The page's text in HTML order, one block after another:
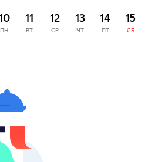
ПН
11
ВТ
12
СР
13
ЧТ
14
ПТ
15
СБ